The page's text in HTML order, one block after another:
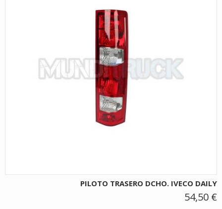
PILOTO TRASERO DCHO. IVECO DAILY
54,50 €